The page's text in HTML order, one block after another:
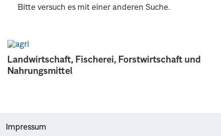
Landwirtschaft, Fischerei, Forstwirtschaft und
Nahrungsmittel
Bitte versuch es mit einer anderen Suche.
Impressum